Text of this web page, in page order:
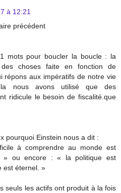
à 12:21
précédent
mots pour boucler la boucle : la
choses faite en fonction de
répons aux impératifs de notre vie
nous avons utilisé que des
ridicule le besoin de fiscalité.que
pourquoi Einstein nous a dit :
à comprendre au monde est
» ou encore : « la politique est
est éternel. »
seuls les actifs ont produit à la fois